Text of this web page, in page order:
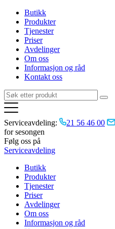
Butikk
Produkter
Tjenester
Priser
Avdelinger
Om oss
Informasjon og råd
Kontakt oss
Serviceavdeling: 21 56 46 00
for sesongen
Følg oss på
Serviceavdeling
Butikk
Produkter
Tjenester
Priser
Avdelinger
Om oss
Informasjon og råd